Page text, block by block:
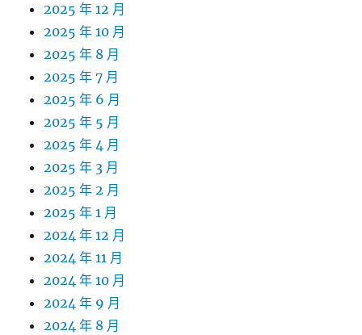
2025 年 12 月
2025 年 10 月
2025 年 8 月
2025 年 7 月
2025 年 6 月
2025 年 5 月
2025 年 4 月
2025 年 3 月
2025 年 2 月
2025 年 1 月
2024 年 12 月
2024 年 11 月
2024 年 10 月
2024 年 9 月
2024 年 8 月